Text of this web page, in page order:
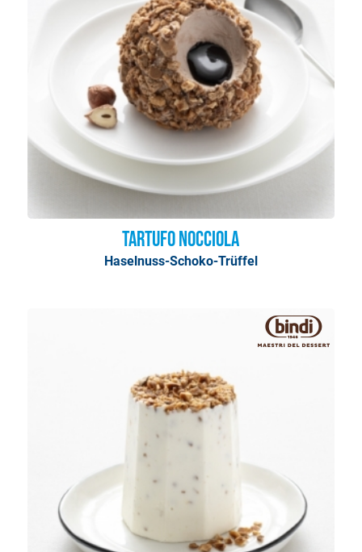
Tartufo Nocciola
Haselnuss-Schoko-Trüffel